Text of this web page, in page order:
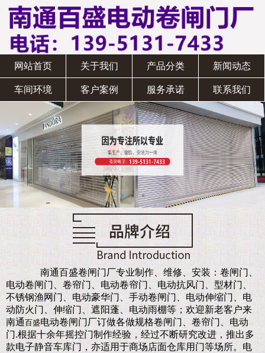
网站首页 关于我们 产品分类 新闻动态
车间环境 客户案例 服务承诺 联系我们
南通百盛卷闸门厂专业制作、维修、安装：卷闸门、
电动卷闸门、卷帘门、电动卷帘门、电动抗风门、型材门、
不锈钢渔网门、电动豪华门、手动卷闸门、电动伸缩门、电
动防火门、伸缩门、遮阳蓬、电动雨棚等；欢迎新老客户来
南通 百盛电动卷闸门厂订做各做规格卷闸门、卷帘门、电动
门.根据十余年摇控门制作经验，经过不断研究改进，推出多
款电子静音车库门，亦适用于商场店面仓库用门等场所。电